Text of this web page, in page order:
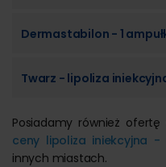
Dermastabilon - 1
Twarz - lipoliza
Posiadamy również
ceny lipoliza iniekcyjna -
innych miastach.